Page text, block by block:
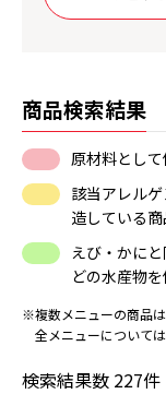
商品検索結果
原材料とし
該当アレル
造している商
えび・かに
どの水産物
※複数メニューの商品は
全メニューについて
検索結果数 227件